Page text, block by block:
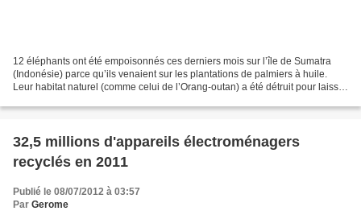
12 éléphants ont été empoisonnés ces derniers mois sur l’île de Sumatra
(Indonésie) parce qu’ils venaient sur les plantations de palmiers à huile.
Leur habitat naturel (comme celui de l’Orang-outan) a été détruit pour laisser
32,5 millions d'appareils électroménagers
recyclés en 2011
Publié le 08/07/2012 à 03:57
Par Gerome